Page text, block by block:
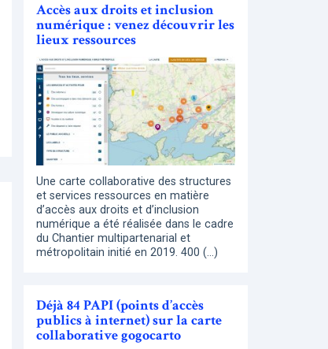
Accès aux droits et inclusion
numérique : venez découvrir les
lieux ressources
Une carte collaborative des structures
et services ressources en matière
d’accès aux droits et d’inclusion
numérique a été réalisée dans le cadre
du Chantier multipartenarial et
métropolitain initié en 2019. 400 (…)
Déjà 84 PAPI (points d’accès
publics à internet) sur la carte
collaborative gogocarto